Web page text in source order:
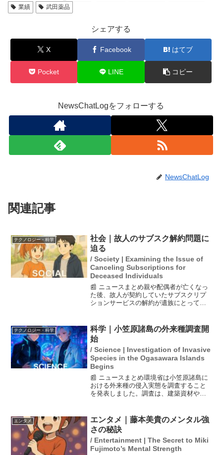
業績
武田薬品
シェアする
X Facebook はてブ
Pocket LINE コピー
NewsChatLogをフォローする
NewsChatLog
関連記事
テクノロジー・科学
社会｜故人のサブスク解約問題に
迫る
/ Society | Examining the Issue of
Canceling Subscriptions for
Deceased Individuals
📰 ニュースまとめ親や配偶者が亡くなっ
た後、故人が契約していたサブスクリプ
ションサービスの解約が遺族にとって大
者が亡くなると解約手続きが複雑で、必
要な書類や手続きの煩雑...
テクノロジー・科学
科学｜小笠原諸島の外来種調査開
始
/ Science | Investigation of Invasive
Species in the Ogasawara Islands
Begins
📰 ニュースまとめ環境省は小笠原諸島に
おける外来種の侵入実態を調査すること
を発表しました。調査は、建築資材や農
めの規制の必要性とその効果を判断する
ことを目的としています...
エンタメ
エンタメ｜藤本美貴のメンタル強
さの秘訣
/ Entertainment | The Secret to Miki
Fujimoto’s Mental Strength